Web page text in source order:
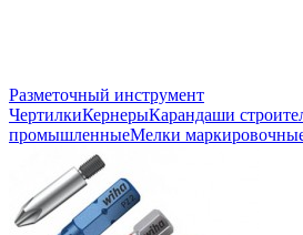
Разметочный инструмент
ЧертилкиКернерыКарандаши
промышленныеМелки